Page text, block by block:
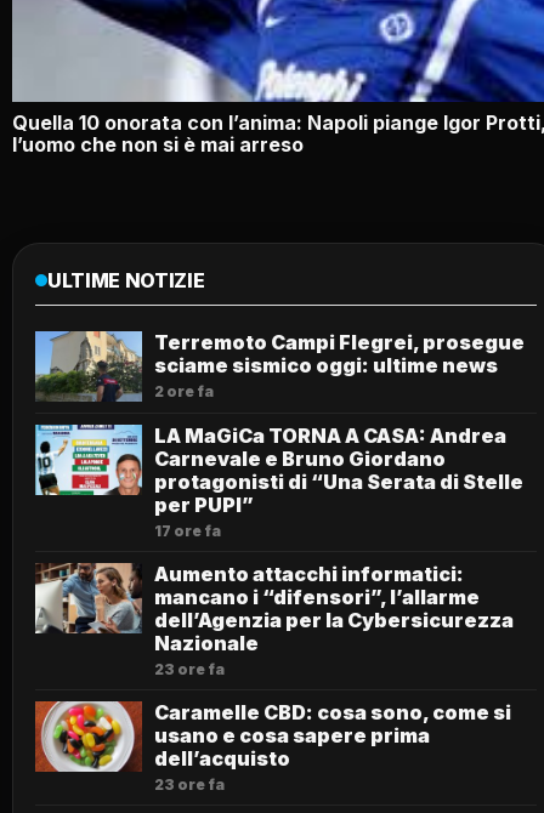
Quella 10 onorata con l’anima: Napoli piange Igor
l’uomo che non si è mai arreso
ULTIME NOTIZIE
Terremoto Campi Flegrei, prosegue
sciame sismico oggi: ultime news
2 ore fa
LA MaGiCa TORNA A CASA: Andrea
Carnevale e Bruno Giordano
protagonisti di “Una Serata di Stelle
per PUPI”
17 ore fa
Aumento attacchi informatici:
mancano i “difensori”, l’allarme
dell’Agenzia per la Cybersicurezza
Nazionale
23 ore fa
Caramelle CBD: cosa sono, come si
usano e cosa sapere prima
dell’acquisto
23 ore fa